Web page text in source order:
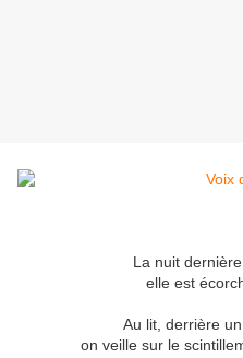
La nuit
elle est
Au lit, derrière
on veille sur le